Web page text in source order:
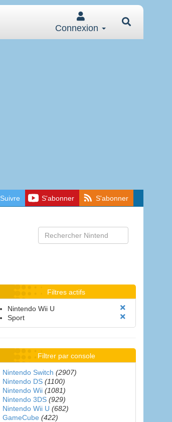
Connexion
Suivre S'abonner S'abonner
Filtres actifs
Nintendo Wii U
Sport
Filtrer par console
Nintendo Switch (2907)
Nintendo DS (1100)
Nintendo Wii (1081)
Nintendo 3DS (929)
Nintendo Wii U (682)
GameCube (422)